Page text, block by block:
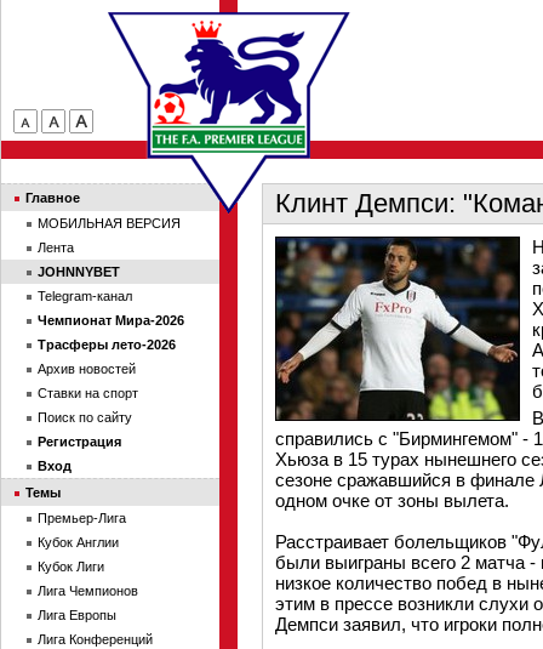
Клинт Демпси:
справились с "Бирмингемом" -
Хьюза в 15 турах нынешнего
сезоне сражавшийся в финале
одном очке от зоны вылета.
Расстраивает болельщиков
были выиграны всего 2 матча
низкое количество побед в
этим в прессе возникли
Демпси заявил, что игроки
Главное
МОБИЛЬНАЯ ВЕРСИЯ
Лента
JOHNNYBET
Telegram-канал
Чемпионат Мира-2026
Трасферы лето-2026
Архив новостей
Ставки на спорт
Поиск по сайту
Регистрация
Вход
Темы
Премьер-Лига
Кубок Англии
Кубок Лиги
Лига Чемпионов
Лига Европы
Лига Конференций